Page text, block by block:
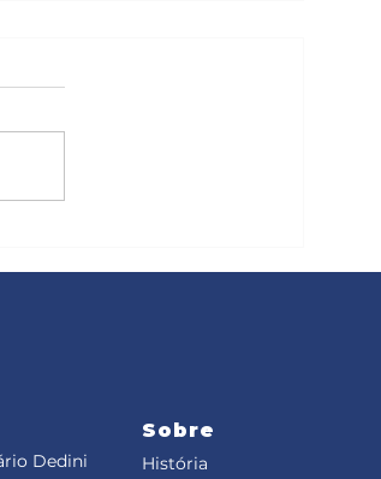
de conservação e
Dedini
Sobre
História